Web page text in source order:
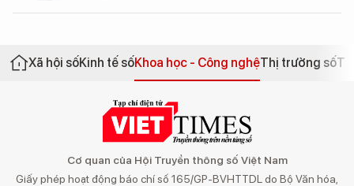
Xã hội sốKinh tế sốKhoa học - Công nghệThị trường số
Cơ quan của Hội Truyền thông số Việt Nam
Giấy phép hoạt động báo chí số 165/GP-BVHTTDL do Bộ Văn hóa,